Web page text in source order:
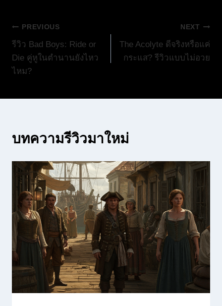
แนะแนว
เรื่อง
PREVIOUS
รีวิว Bad Boys: Ride or
Die คู่หูในตำนานยังไหว
ไหม?
NEXT
The Acolyte ดีจริงหรือแค่
กระแส? รีวิวแบบไม่อวย
บทความรีวิวมาใหม่